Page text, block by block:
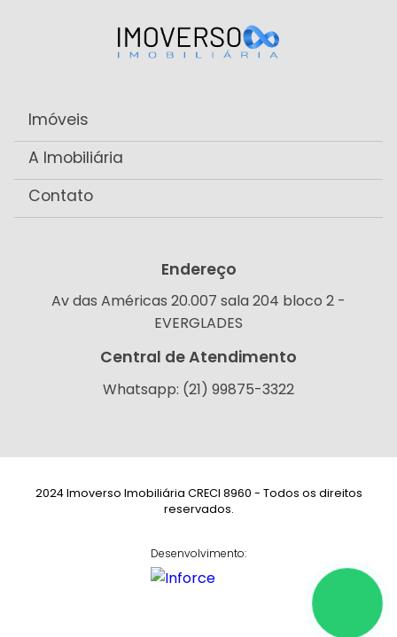
Imóveis
A Imobiliária
Contato
Endereço
Av das Américas 20.007 sala 204 bloco 2 -
EVERGLADES
Central de Atendimento
Whatsapp: (21) 99875-3322
2024 Imoverso Imobiliária CRECI 8960 - Todos os direitos
reservados.
Desenvolvimento: